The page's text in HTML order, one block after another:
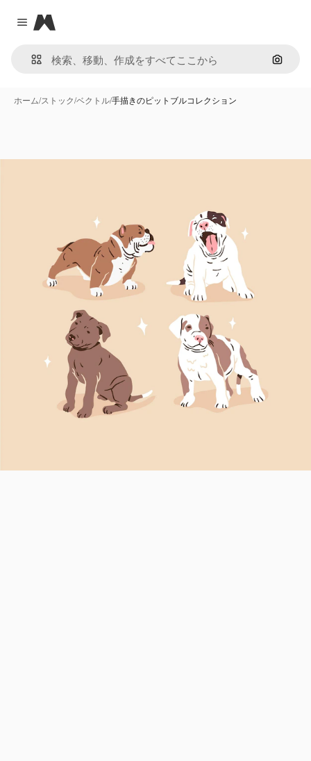
Close menu
Magnific
画像で
ホーム/ストック/ベクトル/手描きのピットブルコレクション